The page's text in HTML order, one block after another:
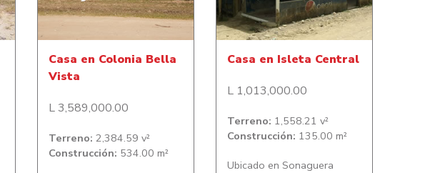
Casa en Colonia Bella
Vista
L 3,589,000.00
Terreno: 2,384.59 v²
Construcción: 534.00 m²
Casa en Isleta Central
L 1,013,000.00
Terreno: 1,558.21 v²
Construcción: 135.00 m²
Ubicado en Sonaguera